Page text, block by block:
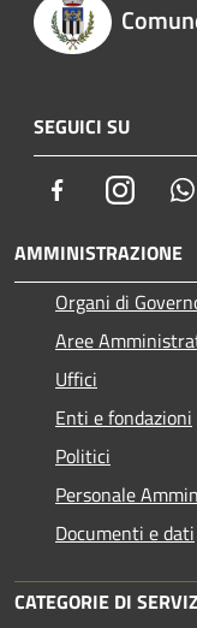
SEGUICI SU
Facebook
AMMINISTRAZIONE
Organi di
Aree
Uffici
Enti e fondazioni
Politici
Personale
Documenti e dati
CATEGORIE DI